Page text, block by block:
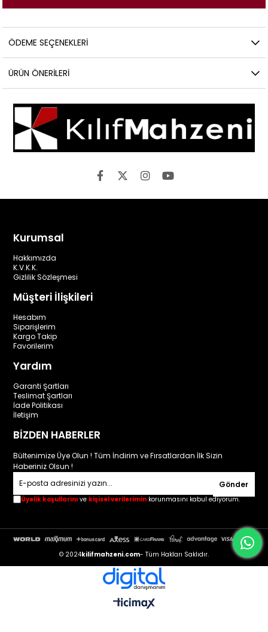
ÖDEME SEÇENEKLERI
ÜRÜN ÖNERILERI
Kurumsal
Hakkımızda
K.V.K.K.
Gizlilik Sözleşmesi
Müşteri İlişkileri
Hesabım
Siparişlerim
Kargo Takip
Favorilerim
Yardım
Garanti Şartları
Teslimat Şartları
İade Politikası
İletişim
BİZDEN HABERLER
Bültenimize Üye Olun ! Tüm İndirim ve Fırsatlardan İlk Sizin
Haberiniz Olsun !
Gönder
Üyelik koşullarını ve kişisel verilerimin korunmasını kabul ediyorum.
© 2024kilifmahzeni.com- Tüm Hakları Saklıdır.